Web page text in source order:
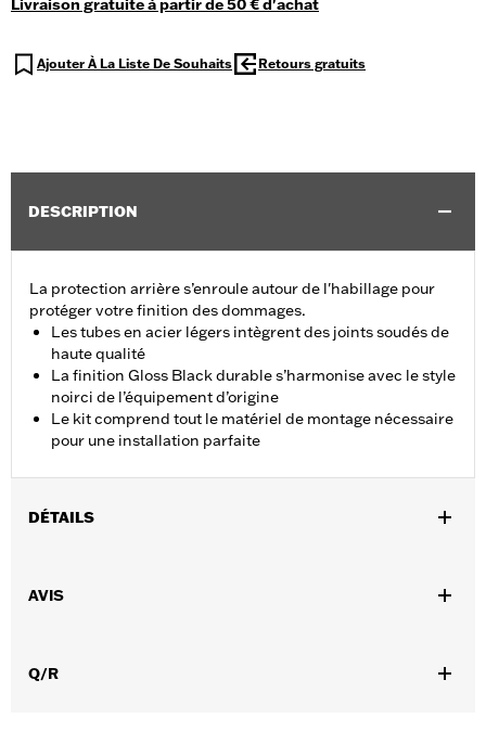
Livraison gratuite à partir de 50 € d'achat
Ajouter À La Liste De Souhaits Retours gratuits
DESCRIPTION
La protection arrière s’enroule autour de l'habillage pour
protéger votre finition des dommages.
Les tubes en acier légers intègrent des joints soudés de
haute qualité
La finition Gloss Black durable s’harmonise avec le style
noirci de l’équipement d’origine
Le kit comprend tout le matériel de montage nécessaire
pour une installation parfaite
DÉTAILS
à partir de 2023).
AVIS
Q/R